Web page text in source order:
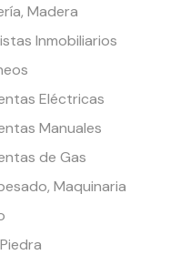
Madera
Inmobiliarios
Eléctricas
Manuales
de Gas
Maquinaria